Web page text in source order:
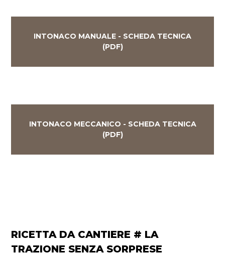
INTONACO MANUALE - SCHEDA TECNICA
(PDF)
INTONACO MECCANICO - SCHEDA TECNICA
(PDF)
RICETTA DA CANTIERE # LA
TRAZIONE SENZA SORPRESE